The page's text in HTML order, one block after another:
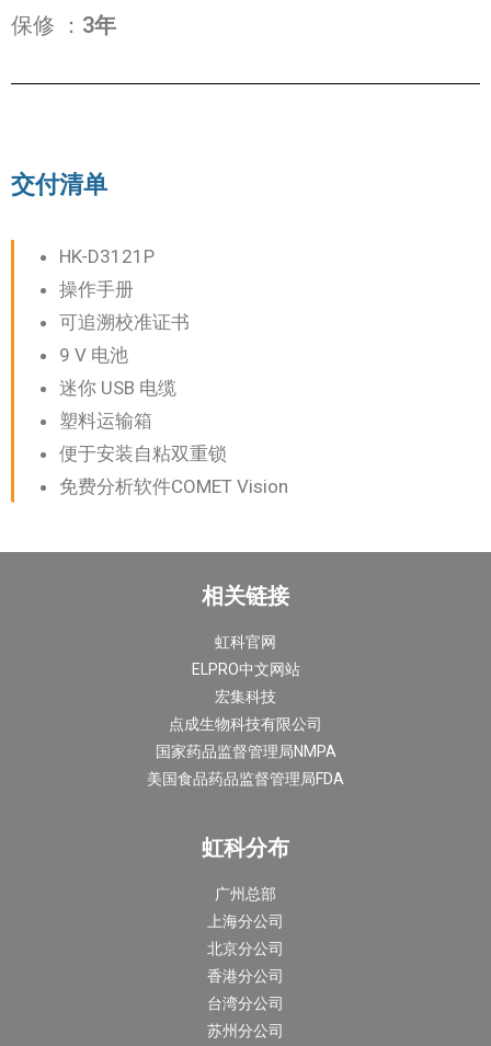
保修 ： 3年
交付清单
HK-D3121P
操作手册
可追溯校准证书
9 V 电池
迷你 USB 电缆
塑料运输箱
便于安装自粘双重锁
免费分析软件COMET Vision
相关链接
虹科官网
ELPRO中文网站
宏集科技
点成生物科技有限公司
国家药品监督管理局NMPA
美国食品药品监督管理局FDA
虹科分布
广州总部
上海分公司
北京分公司
香港分公司
台湾分公司
苏州分公司